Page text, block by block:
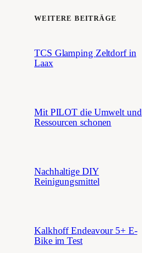
WEITERE BEITRÄGE
TCS Glamping Zeltdorf in
Laax
Mit PILOT die Umwelt und
Ressourcen schonen
Nachhaltige DIY
Reinigungsmittel
Kalkhoff Endeavour 5+ E-
Bike im Test